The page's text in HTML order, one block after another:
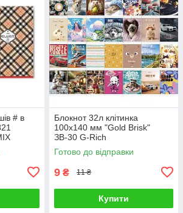
# в
Блокнот 32л клітинка
100x140 мм "Gold Brisk"
ЗВ-30 G-Rich
Готово до відправки
9 ₴ 11 ₴
Купити